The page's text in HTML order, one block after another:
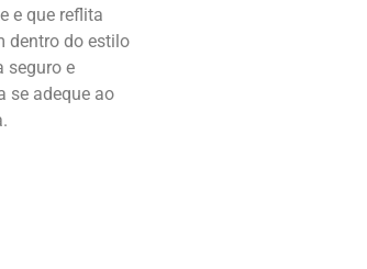
e que reflita
dentro do estilo
seguro e
se adeque ao